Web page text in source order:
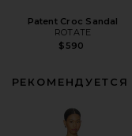
Patent Croc Sandal
ROTATE
$590
РЕКОМЕНДУЕТСЯ